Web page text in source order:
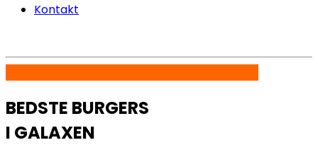
Kontakt
BEDSTE BURGERS
I GALAXEN